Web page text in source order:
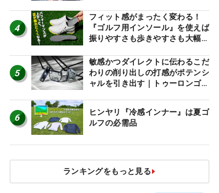
4
フィット感がまったく変わる！
『ゴルフ用インソール』を使えば
振りやすさも歩きやすさも大幅に
5
敏感かつダイレクトに伝わるこだ
わりの削り出しの打感がポテンシ
ャルを引き出す｜トゥーロンゴル
6
ヒンヤリ『冷感インナー』は夏ゴ
ルフの必需品
ランキングをもっと見る